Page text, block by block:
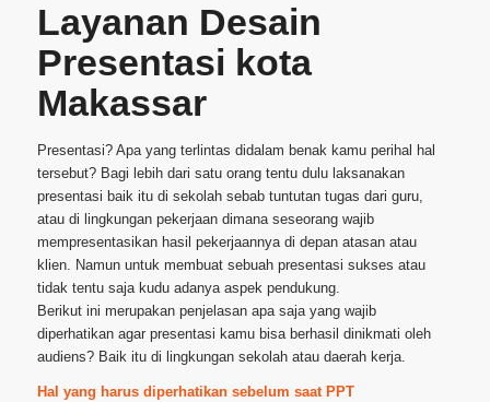
Layanan Desain
Presentasi kota
Makassar
Presentasi? Apa yang terlintas didalam benak kamu perihal hal
tersebut? Bagi lebih dari satu orang tentu dulu laksanakan
presentasi baik itu di sekolah sebab tuntutan tugas dari guru,
atau di lingkungan pekerjaan dimana seseorang wajib
mempresentasikan hasil pekerjaannya di depan atasan atau
klien. Namun untuk membuat sebuah presentasi sukses atau
tidak tentu saja kudu adanya aspek pendukung.
Berikut ini merupakan penjelasan apa saja yang wajib
diperhatikan agar presentasi kamu bisa berhasil dinikmati oleh
audiens? Baik itu di lingkungan sekolah atau daerah kerja.
Hal yang harus diperhatikan sebelum saat PPT